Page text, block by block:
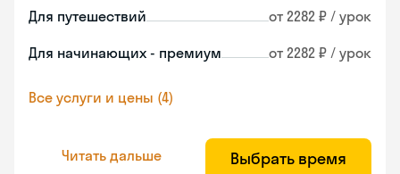
Для путешествий от 2282 ₽ / урок
Для начинающих - премиум от 2282 ₽ / урок
Все услуги и цены (4)
Читать дальше Выбрать время